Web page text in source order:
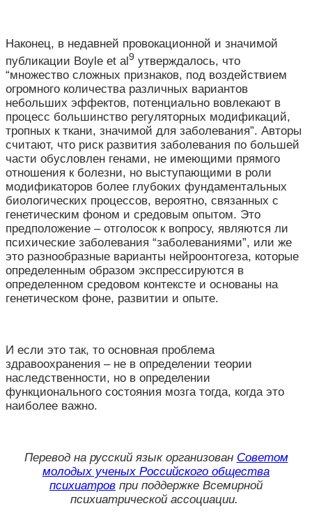
Наконец, в недавней провокационной и значимой
публикации Boyle et al9 утверждалось, что
“множество сложных признаков, под воздействием
огромного количества различных вариантов
небольших эффектов, потенциально вовлекают в
процесс большинство регуляторных модификаций,
тропных к ткани, значимой для заболевания”. Авторы
считают, что риск развития заболевания по большей
части обусловлен генами, не имеющими прямого
отношения к болезни, но выступающими в роли
модификаторов более глубоких фундаментальных
биологических процессов, вероятно, связанных с
генетическим фоном и средовым опытом. Это
предположение – отголосок к вопросу, являются ли
психические заболевания “заболеваниями”, или же
это разнообразные варианты нейроонтогеза, которые
определенным образом экспрессируются в
определенном средовом контексте и основаны на
генетическом фоне, развитии и опыте.
И если это так, то основная проблема
здравоохранения – не в определении теории
наследственности, но в определении
функционального состояния мозга тогда, когда это
наиболее важно.
Перевод на русский язык организован Советом
молодых ученых Российского общества
психиатров при поддержке Всемирной
психиатрической ассоциации.